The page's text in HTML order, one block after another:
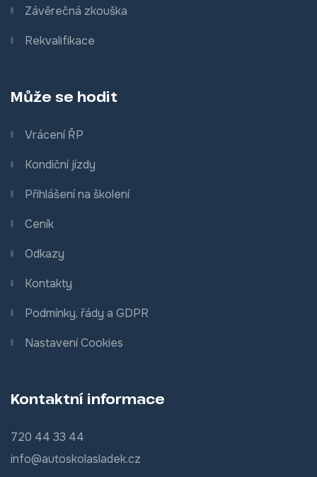
Závěrečná zkouška
Rekvalifikace
Může se hodit
Vrácení ŘP
Kondiční jízdy
Přihlášení na školení
Ceník
Odkazy
Kontakty
Podmínky, řády a GDPR
Nastavení Cookies
Kontaktní informace
720 44 33 44
info@autoskolasladek.cz